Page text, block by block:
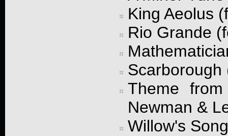
King Aeolus
Rio Grande
Scarborough
Theme
Newman &
Willow's